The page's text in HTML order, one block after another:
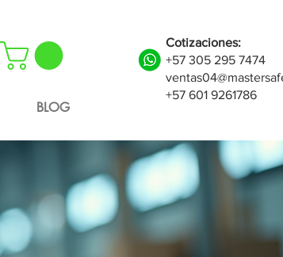
BLOG
Cotizaciones:
+57 305 295 7474
+57 601 9261786